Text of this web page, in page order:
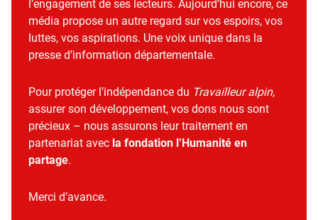
l’engagement de ses lecteurs. Aujourd’hui encore, ce
média propose un autre regard sur vos espoirs, vos
luttes, vos aspirations. Une voix unique dans la
presse d’information départementale.
Pour protéger l’indépendance du Travailleur alpin,
assurer son développement, vos dons nous sont
précieux – nous assurons leur traitement en
partenariat avec la fondation l’Humanité en
partage.
Merci d’avance.